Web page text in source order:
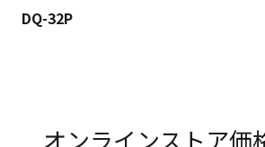
DQ-32P
オンラインストア価